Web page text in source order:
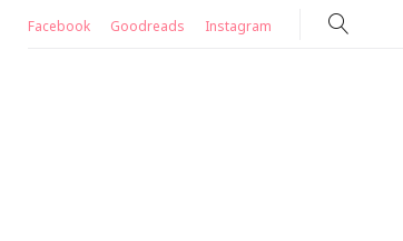
Facebook Goodreads Instagram